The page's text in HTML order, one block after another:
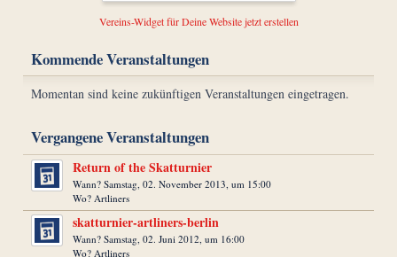
Vereins-Widget für Deine Website jetzt erstellen
Kommende Veranstaltungen
Momentan sind keine zukünftigen Veranstaltungen eingetragen.
Vergangene Veranstaltungen
Return of the Skatturnier
Wann? Samstag, 02. November 2013, um 15:00
Wo? Artliners
skatturnier-artliners-berlin
Wann? Samstag, 02. Juni 2012, um 16:00
Wo? Artliners